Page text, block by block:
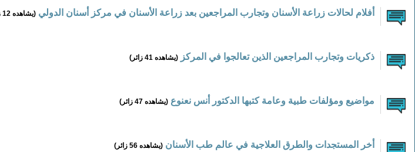
أفلام لحالات زراعة الأسنان وتجارب المراجعين بعد زراعة الأسنان في مركز أسنان الدولي (يشاهده 12 زائر)
ذكريات وتجارب المراجعين الذين تعالجوا في المركز (يشاهده 41 زائر)
مواضيع ومؤلفات طبية وعامة كتبها الدكتور أنس نعنوع (يشاهده 47 زائر)
أخر المستجدات والطرق العلاجية في عالم طب الأسنان (يشاهده 56 زائر)